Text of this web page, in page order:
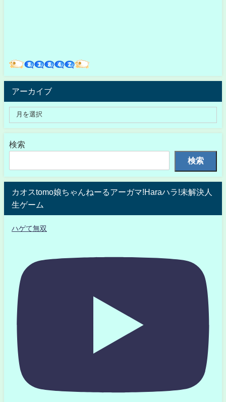
アーカイブ
検索
検索
カオスtomo娘ちゃんねーるアーガマ!Haraハラ!未解決人
生ゲーム
ハゲて無双